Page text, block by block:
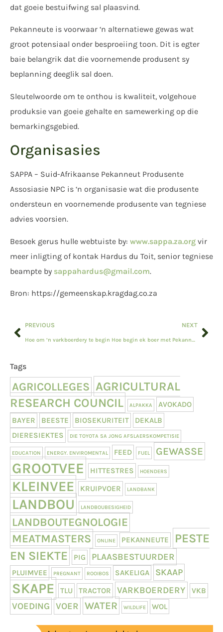
dat goeie bestuifwing sal plaasvind.
Pekanneute is voorwaar ‘n alternatiewe gewas wat
groot potensiaal onder besproeiing toon. Dit is egter
baie belangrik dat die voornemende produsent sy
beplanning deeglik sal doen.
Sleutelwoorde om te onthou is kwaliteit, volgehoue
produksie van goeie gehalte en samewerking op die
bemarkingsgebied.
Organisasies
SAPPA – Suid-Afrikaanse Pekanneut Produsente
Assosiasie NPC is ‘n organisasie wat die produsente
ondersteun en voornemende produsente van tegniese
advies voorsien.
Besoek gerus hulle webtuiste by: www.sappa.za.org vir
meer inligting of kontak Hardus du Toit, senior tegniese
beampte by sappahardus@gmail.com.
Bron: https://gemeenskap.kragdag.co.za
PREVIOUS
Hoe om ‘n varkboerdery te begin
NEXT
Hoe begin ek boer met Pekanneute?
Tags
AGRICOLLEGES AGRICULTURAL
RESEARCH COUNCIL
ALPAKKA
AVOKADO
BAYER
BEESTE BIOSEKURITEIT
DEKALB
DIERESIEKTES
DIE TOYOTA SA JONG AFSLAERSKOMPETISIE
EDUCATION ENERGY. ENVIROMENTAL FEED FUEL GEWASSE
GROOTVEE HITTESTRES HOENDERS
KLEINVEE KRUIPVOER LANDBANK
LANDBOU LANDBOUBESIGHEID
LANDBOUTEGNOLOGIE
MEATMASTERS
ONLINE PEKANNEUTE
PESTE
EN SIEKTE
PIG PLAASBESTUURDER
PLUIMVEE PREGNANT ROOIBOS SAKELIGA SKAAP
SKAPE TLU TRACTOR VARKBOERDERY VKB
VOEDING VOER WATER WILDLIFE WOL